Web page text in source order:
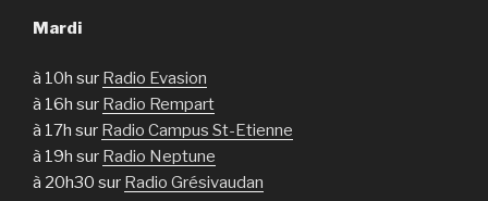
Mardi
à 10h sur Radio Evasion
à 16h sur Radio Rempart
à 17h sur Radio Campus St-Etienne
à 19h sur Radio Neptune
à 20h30 sur Radio Grésivaudan